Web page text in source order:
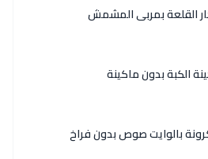
القلعة بمربى المشمش
الكبة بدون ماكينة
بالوايت صوص بدون فراخ